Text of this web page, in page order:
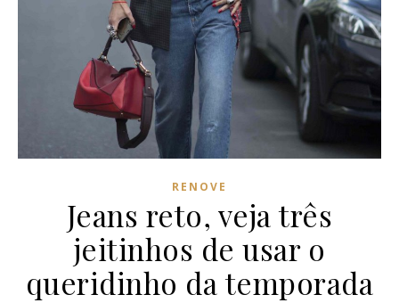
RENOVE
Jeans reto, veja três
jeitinhos de usar o
queridinho da temporada